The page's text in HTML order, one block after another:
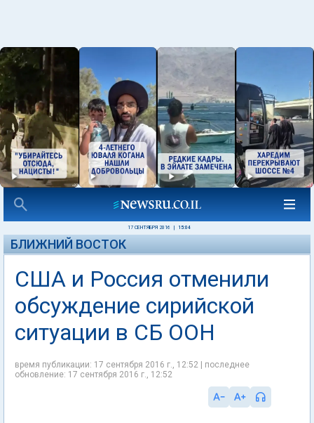
17 СЕНТЯБРЯ 2016 15:04
БЛИЖНИЙ ВОСТОК
США и Россия отменили
обсуждение сирийской
ситуации в СБ ООН
время публикации: 17 сентября 2016 г., 12:52 | последнее
обновление: 17 сентября 2016 г., 12:52